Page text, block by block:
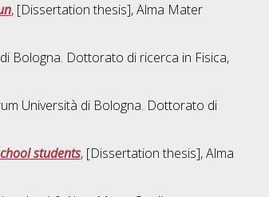
, [Dissertation thesis], Alma Mater
Bologna. Dottorato di ricerca in Fisica,
Università di Bologna. Dottorato di
students, [Dissertation thesis], Alma